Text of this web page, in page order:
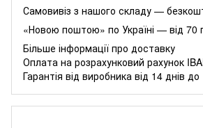
Самовивіз з нашого складу —
«Новою поштою» по Україні — від 70
Більше інформації про доставку
Оплата на розрахунковий рахунок
Гарантія від виробника від 14 днів до